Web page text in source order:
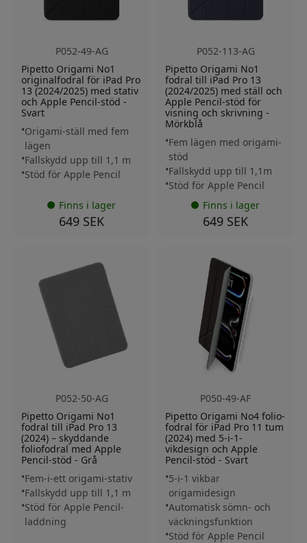
P052-49-AG
Pipetto Origami No1
originalfodral för iPad Pro
13 (2024/2025) med stativ
och Apple Pencil-stöd -
Svart
Origami-ställ med fem
lägen
Fallskydd upp till 1,1 m
Stöd för Apple Pencil
Finns i lager
649 SEK
P052-113-AG
Pipetto Origami No1
fodral till iPad Pro 13
(2024/2025) med ställ och
Apple Pencil-stöd för
visning och skrivning -
Mörkblå
Fem lägen med origami-
stöd
Fallskydd upp till 1,1m
Stöd för Apple Pencil
Finns i lager
649 SEK
P052-50-AG
Pipetto Origami No1
fodral till iPad Pro 13
(2024) – skyddande
foliofodral med Apple
Pencil-stöd - Grå
Fem-i-ett origami-stativ
Fallskydd upp till 1,1 m
Stöd för Apple Pencil-
laddning
P050-49-AF
Pipetto Origami No4 folio-
fodral för iPad Pro 11 tum
(2024) med 5-i-1-
vikdesign och Apple
Pencil-stöd - Svart
5-i-1 vikbar
origamidesign
Automatisk sömn- och
väckningsfunktion
Stöd för Apple Pencil